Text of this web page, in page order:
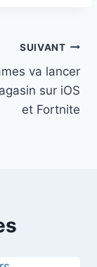
SUIVANT
va lancer
sur iOS
et Fortnite